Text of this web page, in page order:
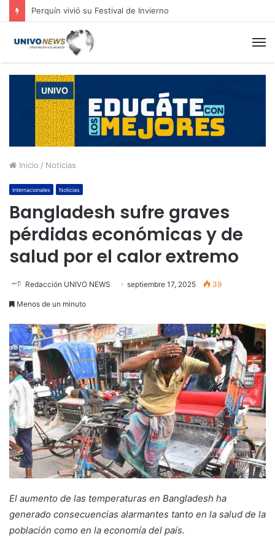
Inicio / Noticias
Internacionales Noticias
Bangladesh sufre graves
pérdidas económicas y de
salud por el calor extremo
Redacción UNIVO NEWS septiembre 17, 2025 39
Menos de un minuto
El aumento de las temperaturas en Bangladesh ha
generado consecuencias alarmantes tanto en la salud de la
población como en la economía del país.